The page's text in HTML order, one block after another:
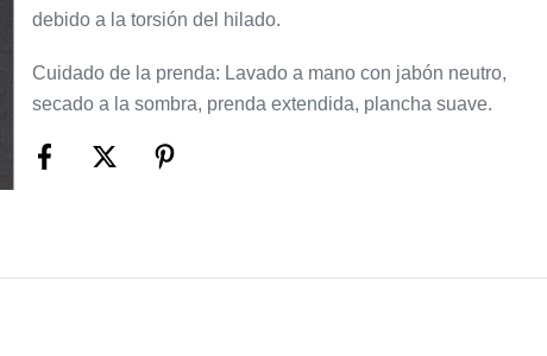
debido a la torsión del hilado.
Cuidado de la prenda: Lavado a mano con jabón neutro,
secado a la sombra, prenda extendida, plancha suave.